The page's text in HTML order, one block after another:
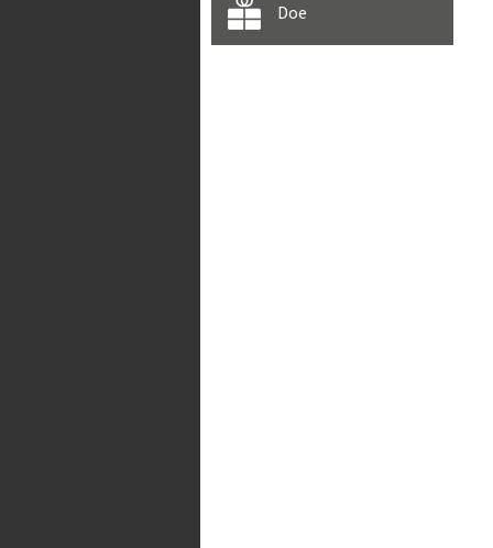
Doe